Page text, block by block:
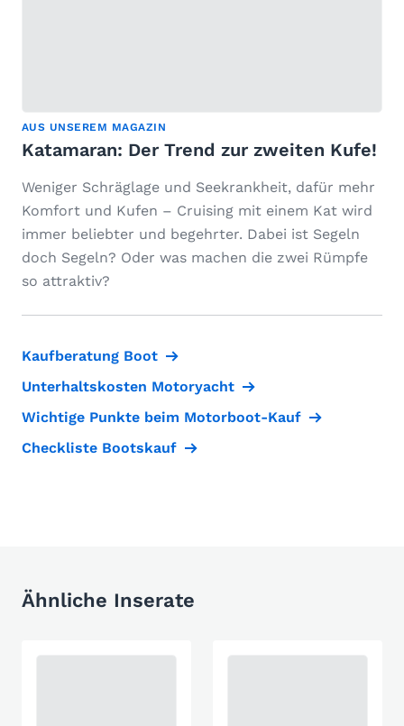
AUS UNSEREM MAGAZIN
Katamaran: Der Trend zur zweiten Kufe!
Weniger Schräglage und Seekrankheit, dafür mehr
Komfort und Kufen – Cruising mit einem Kat wird
immer beliebter und begehrter. Dabei ist Segeln
doch Segeln? Oder was machen die zwei Rümpfe
so attraktiv?
Kaufberatung Boot
Unterhaltskosten Motoryacht
Wichtige Punkte beim Motorboot-Kauf
Checkliste Bootskauf
Ähnliche Inserate